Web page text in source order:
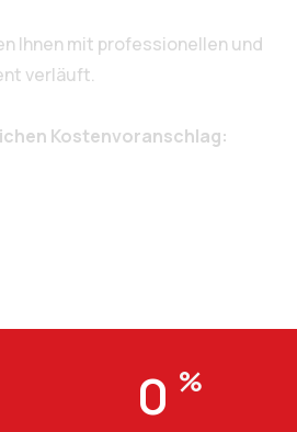
Ihnen mit professionellen und
verläuft.
Kostenvoranschlag:
0 %